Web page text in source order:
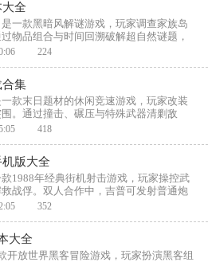
色强化形态，简单操作与缤纷童话风使
全
是一款黑暗风解谜游戏，玩家调查家族岛
物品组合与时间回溯破解超自然谜题，
符号与家族秘密。多结局设定与心理惊悚
224
合集
一款末日题材的休闲竞速游戏，玩家改装
。通过撞击、碾压与特殊武器清剿敌
擎提升破坏力。夸张物理效果与血浆特
418
版大全
款1988年经典街机射击游戏，玩家操控武
战俘。双人合作中，吉普可发射普通炮
质数量直接强化武器威力。关卡从热带丛
352
大全
开放世界黑客冒险游戏，玩家扮演黑客组